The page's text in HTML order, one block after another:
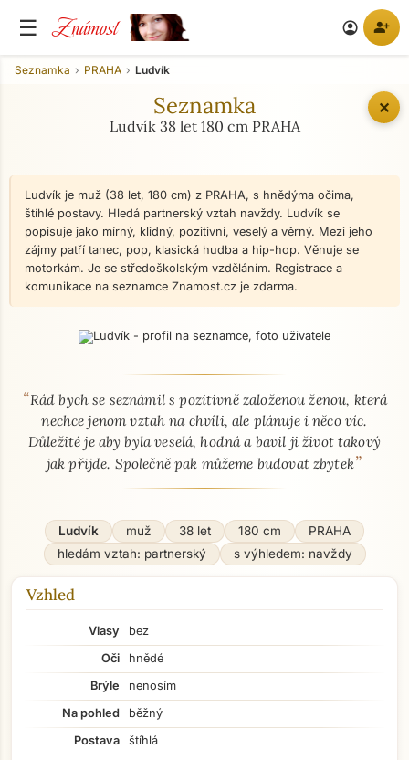
☰ Známost account_circle person_add
✕
Seznamka PRAHA Ludvík
Seznamka
Ludvík 38 let 180 cm PRAHA
Ludvík je muž (38 let, 180 cm) z PRAHA, s hnědýma očima,
štíhlé postavy. Hledá partnerský vztah navždy. Ludvík se
popisuje jako mírný, klidný, pozitivní, veselý a věrný. Mezi jeho
zájmy patří tanec, pop, klasická hudba a hip-hop. Věnuje se
motorkám. Je se středoškolským vzděláním. Registrace a
komunikace na seznamce Znamost.cz je zdarma.
O mně - seznamka profil
“Rád bych se seznámil s pozitivně založenou ženou, která
nechce jenom vztah na chvíli, ale plánuje i něco víc.
Důležité je aby byla veselá, hodná a bavil ji život takový
jak přijde. Společně pak můžeme budovat zbytek”
Ludvík muž 38 let 180 cm
PRAHA
hledám vztah: partnerský
s výhledem: navždy
Vzhled
Vlasy
bez
Oči
hnědé
Brýle
nenosím
Na pohled
běžný
Postava
štíhlá